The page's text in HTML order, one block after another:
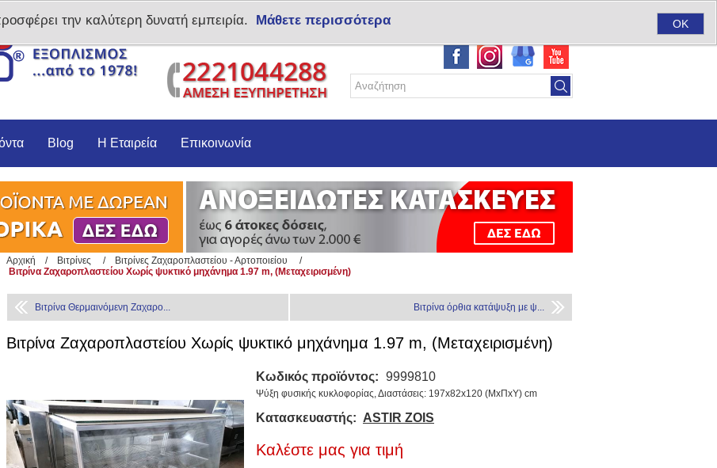
Δημιoυργία λογαριασμού Σύνδεση
Blog Η Εταιρεία Επικοινωνία
Αρχική / Βιτρίνες / Βιτρίνες Ζαχαροπλαστείου - Αρτοποιείου
/
Βιτρίνα Ζαχαροπλαστείου Χωρίς ψυκτικό μηχάνημα 1.97 m, (Μεταχειρισμένη)
Βιτρίνα Θερμαινόμενη Ζαχαρο... Βιτρίνα όρθια κατάψυξη με ψ...
Βιτρίνα Ζαχαροπλαστείου Χωρίς ψυκτικό μηχάνημα 1.97 m, (Μεταχειρισμένη)
Κωδικός προϊόντος: 9999810
Ψύξη φυσικής κυκλοφορίας, Διαστάσεις: 197x82x120 (ΜxΠxΥ) cm
Κατασκευαστής: ASTIR ZOIS
Καλέστε μας για τιμή
την καλύτερη δυνατή εμπειρία. OK
Μάθετε περισσότερα